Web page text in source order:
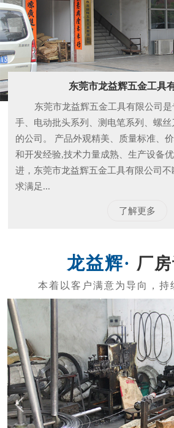
东莞市龙益辉五金工具
东莞市龙益辉五金工具有限公司
手、电动批头系列、测电笔系列、螺
的公司。 产品外观精美、质量标准、
和开发经验,技术力量成熟、生产设备
进，东莞市龙益辉五金工具有限公司
求满足...
了解更多
厂